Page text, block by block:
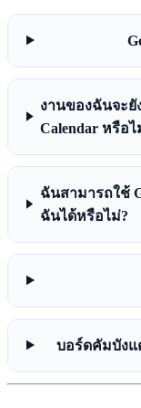
งานของฉันจะยั
Calendar หรือไ
ฉันสามารถใช้
ฉันได้หรือไม่?
บอร์ดคัมบังแ